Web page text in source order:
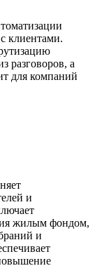
клиентами.
разговоров, а
для компаний
и
жилым фондом,
и